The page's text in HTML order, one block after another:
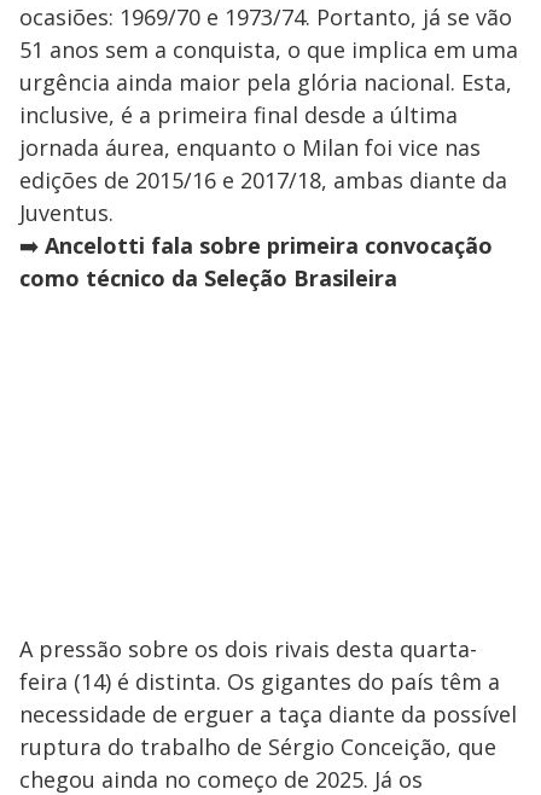
ocasiões: 1969/70 e 1973/74. Portanto, já se vão
51 anos sem a conquista, o que implica em uma
urgência ainda maior pela glória nacional. Esta,
inclusive, é a primeira final desde a última
jornada áurea, enquanto o Milan foi vice nas
edições de 2015/16 e 2017/18, ambas diante da
Juventus.
➡️ Ancelotti fala sobre primeira convocação
como técnico da Seleção Brasileira
A pressão sobre os dois rivais desta quarta-
feira (14) é distinta. Os gigantes do país têm a
necessidade de erguer a taça diante da possível
ruptura do trabalho de Sérgio Conceição, que
chegou ainda no começo de 2025. Já os